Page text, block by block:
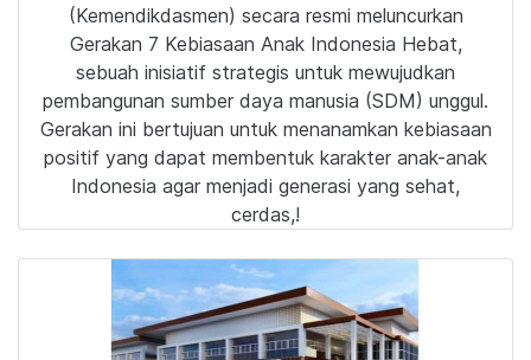
(Kemendikdasmen) secara resmi meluncurkan
Gerakan 7 Kebiasaan Anak Indonesia Hebat,
sebuah inisiatif strategis untuk mewujudkan
pembangunan sumber daya manusia (SDM) unggul.
Gerakan ini bertujuan untuk menanamkan kebiasaan
positif yang dapat membentuk karakter anak-anak
Indonesia agar menjadi generasi yang sehat,
cerdas,!